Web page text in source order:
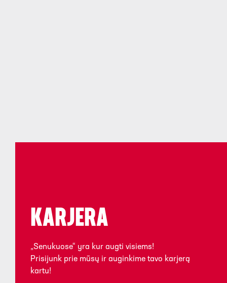
KARJERA
„Senukuose“ yra kur augti visiems!
Prisijunk prie mūsų ir auginkime tavo karjerą
kartu!